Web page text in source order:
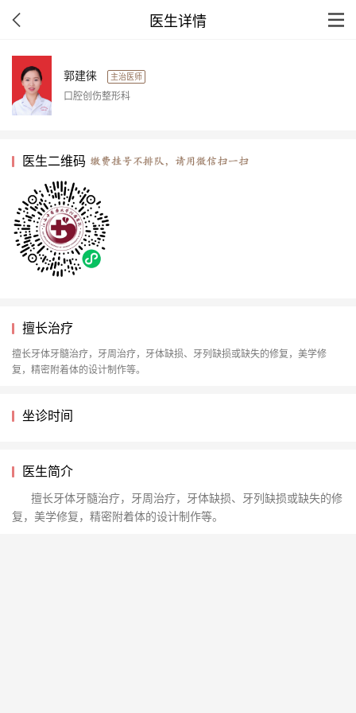
医生详情
郭建徕 主治医师
口腔创伤整形科
医生二维码
擅长治疗
擅长牙体牙髓治疗，牙周治疗，牙体缺损、牙列缺损或缺失的修复，美学修
复，精密附着体的设计制作等。
坐诊时间
医生简介
擅长牙体牙髓治疗，牙周治疗，牙体缺损、牙列缺损或缺失的修
复，美学修复，精密附着体的设计制作等。